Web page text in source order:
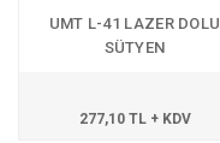
UMT L-41 LAZER DOLU
SÜTYEN
277,10 TL + KDV